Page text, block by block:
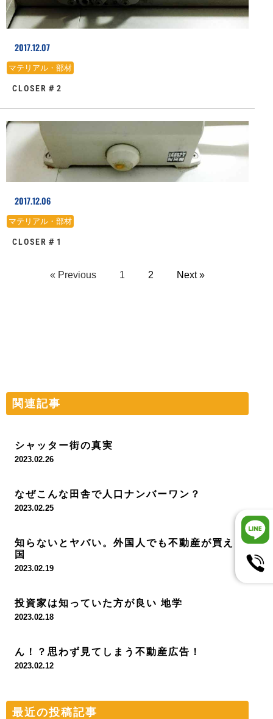
2017.12.07
マテリアル・部材
CLOSER＃2
2017.12.06
マテリアル・部材
CLOSER＃1
« Previous 1 2 Next »
関連記事
シャッター街の真実
2023.02.26
なぜこんな田舎で人口ナンバーワン？
2023.02.25
知らないとヤバい。外国人でも不動産が買える
国
2023.02.19
投資家は知っていた方が良い 地学
2023.02.18
ん！？思わず見てしまう不動産広告！
2023.02.12
最近の投稿記事